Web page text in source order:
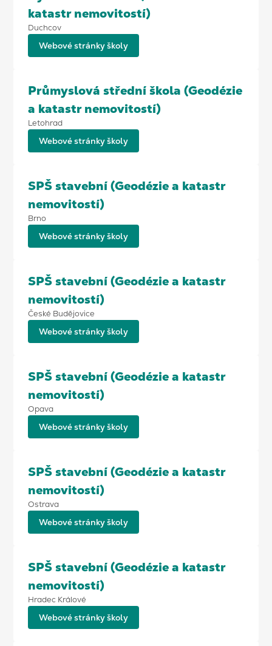
katastr nemovitostí)
Duchcov
Webové stránky školy
Průmyslová střední škola (Geodézie
a katastr nemovitostí)
Letohrad
Webové stránky školy
SPŠ stavební (Geodézie a katastr
nemovitostí)
Brno
Webové stránky školy
SPŠ stavební (Geodézie a katastr
nemovitostí)
České Budějovice
Webové stránky školy
SPŠ stavební (Geodézie a katastr
nemovitostí)
Opava
Webové stránky školy
SPŠ stavební (Geodézie a katastr
nemovitostí)
Ostrava
Webové stránky školy
SPŠ stavební (Geodézie a katastr
nemovitostí)
Hradec Králové
Webové stránky školy